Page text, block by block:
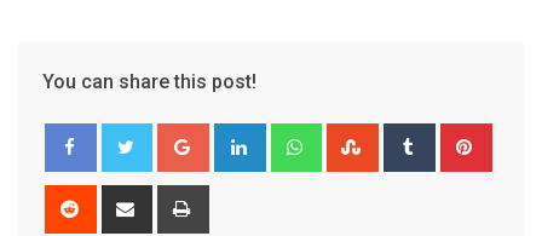
You can share this post!
Google+ LinkedIn WhatsappStumbleUpon
Tumblr
Reddit
Share